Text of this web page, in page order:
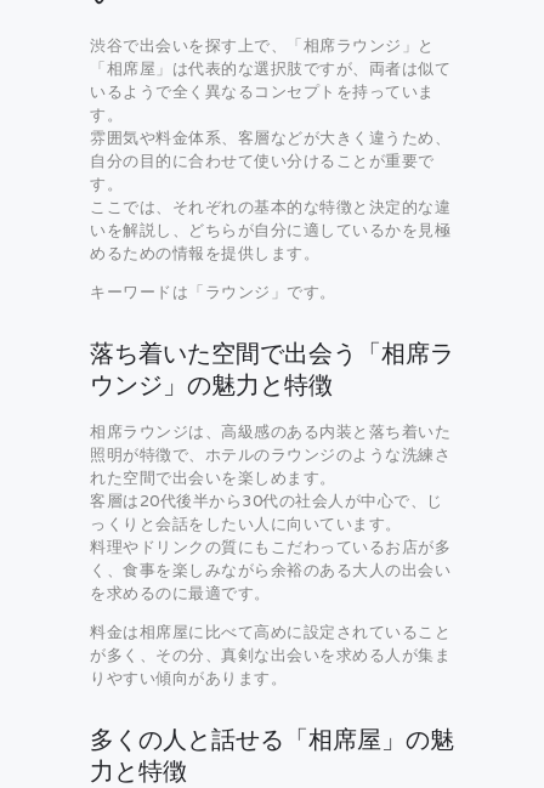
渋谷で出会いを探す上で、「相席ラウンジ」と
「相席屋」は代表的な選択肢ですが、両者は似て
いるようで全く異なるコンセプトを持っていま
す。
雰囲気や料金体系、客層などが大きく違うため、
自分の目的に合わせて使い分けることが重要で
す。
ここでは、それぞれの基本的な特徴と決定的な違
いを解説し、どちらが自分に適しているかを見極
めるための情報を提供します。
キーワードは「ラウンジ」です。
落ち着いた空間で出会う「相席ラ
ウンジ」の魅力と特徴
相席ラウンジは、高級感のある内装と落ち着いた
照明が特徴で、ホテルのラウンジのような洗練さ
れた空間で出会いを楽しめます。
客層は20代後半から30代の社会人が中心で、じ
っくりと会話をしたい人に向いています。
料理やドリンクの質にもこだわっているお店が多
く、食事を楽しみながら余裕のある大人の出会い
を求めるのに最適です。
料金は相席屋に比べて高めに設定されていること
が多く、その分、真剣な出会いを求める人が集ま
りやすい傾向があります。
多くの人と話せる「相席屋」の魅
力と特徴